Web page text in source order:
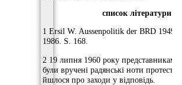
список літератури
1 Ersil W. Aussenpolitik der BRD 1949-
1986. S. 168.
2 19 липня 1960 року
були вручені радянські ноти
йшлося про заходи у відповідь.